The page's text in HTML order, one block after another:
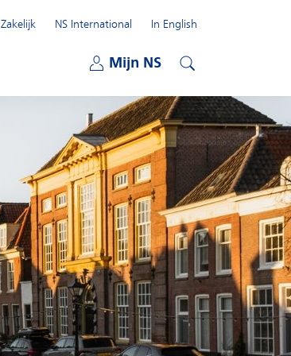
Mijn NS
Zakelijk
NS International
In English